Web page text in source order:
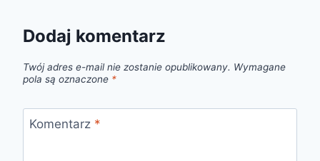
Dodaj komentarz
Twój adres e-mail nie zostanie opublikowany. Wymagane
pola są oznaczone *
Komentarz *